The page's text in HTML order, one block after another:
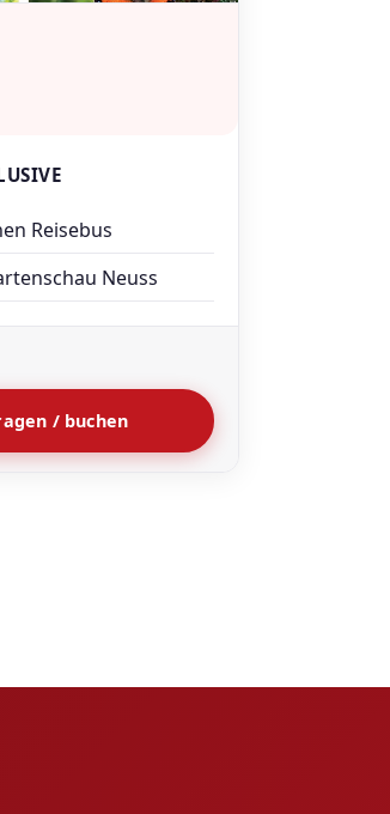
Reisebus
Neuss
/ buchen